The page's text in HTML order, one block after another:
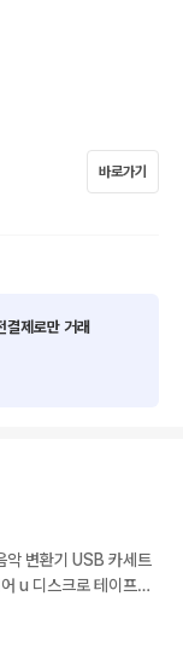
바로가기
결제로만 거래
변환기 USB 카세트
u 디스크로 테이프로